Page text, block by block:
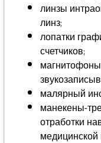
линзы
линз;
лопатки
счетчиков;
малярный
манекены-
отработки